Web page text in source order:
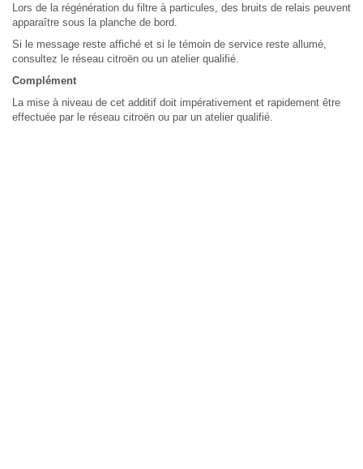
Lors de la régénération du filtre à particules, des bruits de relais peuvent
apparaître sous la planche de bord.
Si le message reste affiché et si le témoin de service reste allumé,
consultez le réseau citroën ou un atelier qualifié.
Complément
La mise à niveau de cet additif doit impérativement et rapidement être
effectuée par le réseau citroën ou par un atelier qualifié.